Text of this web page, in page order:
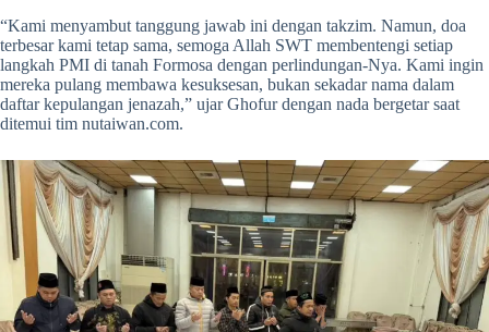
“Kami menyambut tanggung jawab ini dengan takzim. Namun, doa
terbesar kami tetap sama, semoga Allah SWT membentengi setiap
langkah PMI di tanah Formosa dengan perlindungan-Nya. Kami ingin
mereka pulang membawa kesuksesan, bukan sekadar nama dalam
daftar kepulangan jenazah,” ujar Ghofur dengan nada bergetar saat
ditemui tim nutaiwan.com.